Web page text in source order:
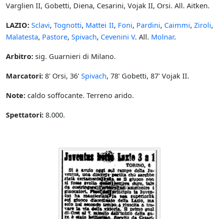
Varglien II, Gobetti, Diena, Cesarini, Vojak II, Orsi. All. Aitken.
LAZIO: Sclavi,Tognotti, Mattei II, Foni, Pardini, Caimmi, Ziroli,
Malatesta, Pastore, Spivach, Cevenini V. All. Molnar.
Arbitro: sig. Guarnieri di Milano.
Marcatori: 8' Orsi, 36' Spivach, 78' Gobetti, 87' Vojak II.
Note: caldo soffocante. Terreno arido.
Spettatori: 8.000.